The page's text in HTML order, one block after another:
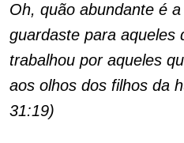
Oh, quão abundante é
guardaste para aqueles
trabalhou por aqueles
aos olhos dos filhos da
31:19)